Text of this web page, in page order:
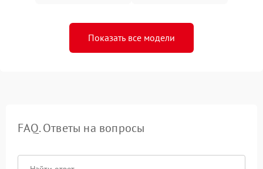
Показать все модели
FAQ. Ответы на вопросы